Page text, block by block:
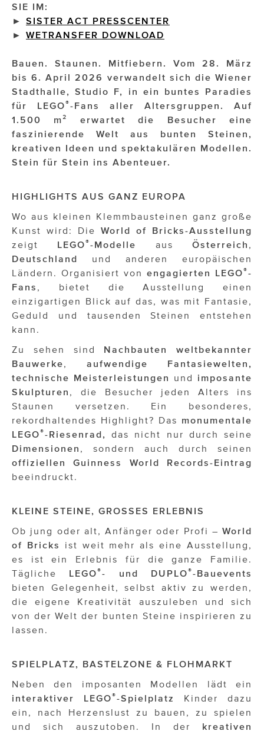
GymBeam
Impressionisten
JOHANN STRAUSS – NEW DIMENSIONS
JUWELIER WAGNER
Magenta Telekom
Merz Aesthetics
NORMAL
OTTO AM DONAUKANAL
sehen!wutscher
Solid & Bold
St. Peter Stiftskulinarium
Susanne Wuest
The Budims
THE GOODSTUFF
ÜBER UNS
PRESS CONTACT
SIE IM:
► SISTER ACT PRESSCENTER
► WETRANSFER DOWNLOAD
Bauen. Staunen. Mitfiebern. Vom 28. März
bis 6. April 2026 verwandelt sich die Wiener
Stadthalle, Studio F, in ein buntes Paradies
für LEGO®-Fans aller Altersgruppen. Auf
1.500 m² erwartet die Besucher eine
faszinierende Welt aus bunten Steinen,
kreativen Ideen und spektakulären Modellen.
Stein für Stein ins Abenteuer.
HIGHLIGHTS AUS GANZ EUROPA
Wo aus kleinen Klemmbausteinen ganz große
Kunst wird: Die World of Bricks-Ausstellung
zeigt LEGO®-Modelle ausÖsterreich
Deutschland
und anderen europäischen
Ländern. Organisiert von engagierten LEGO®-
Fans
, bietet die Ausstellung einen
einzigartigen Blick auf das, was mit Fantasie,
Geduld und tausenden Steinen entstehen
kann.
Zu sehen sind Nachbauten
weltbekannter
Bauwerke
aufwendige Fantasiewelten,
technische Meisterleistungen
und imposante
Skulpturen
, die Besucher jeden Alters ins
Staunen versetzen. Ein besonderes,
rekordhaltendes Highlight? Das monumentale
LEGO®-Riesenrad,
das nicht nur durch seine
Dimensionen
, sondern auch durch seinen
offiziellen Guinness World Records-Eintrag
beeindruckt.
KLEINE STEINE, GROSSES ERLEBNIS
Ob jung oder alt, Anfänger oder Profi – World
of Bricks
ist weit mehr als eine Ausstellung,
es ist ein Erlebnis für die ganze Familie.
Tägliche LEGO®- und DUPLO®-Bauevents
bieten Gelegenheit, selbst aktiv zu werden,
die eigene Kreativität auszuleben und sich
von der Welt der bunten Steine inspirieren zu
lassen.
SPIELPLATZ, BASTELZONE & FLOHMARKT
Neben den imposanten Modellen lädt ein
interaktiver LEGO®-Spielplatz
Kinder dazu
ein, nach Herzenslust zu bauen, zu spielen
und sich auszutoben. In der
kreativen